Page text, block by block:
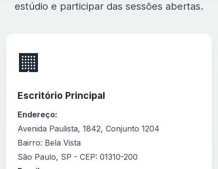
estúdio e participar das sessões abertas.
🏢
Escritório Principal
Endereço:
Avenida Paulista, 1842, Conjunto 1204
Bairro: Bela Vista
São Paulo, SP - CEP: 01310-200